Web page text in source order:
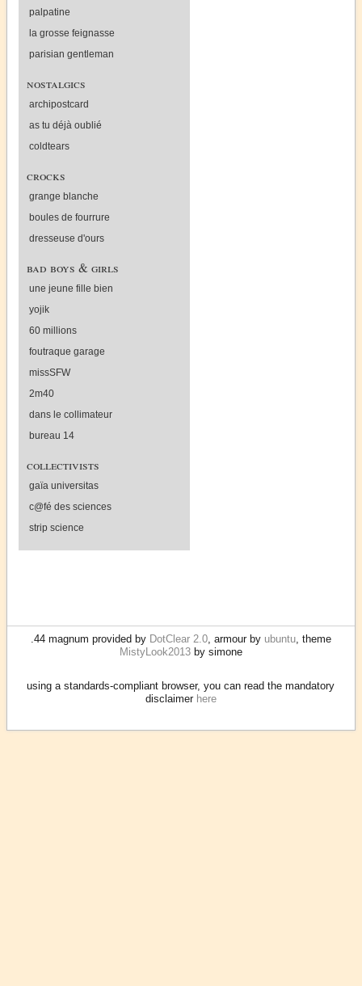
palpatine
la grosse feignasse
parisian gentleman
nostalgics
archipostcard
as tu déjà oublié
coldtears
crocks
grange blanche
boules de fourrure
dresseuse d'ours
bad boys & girls
une jeune fille bien
yojik
60 millions
foutraque garage
missSFW
2m40
dans le collimateur
bureau 14
collectivists
gaïa universitas
c@fé des sciences
strip science
.44 magnum provided by DotClear 2.0, armour by ubuntu, theme
MistyLook2013by simone
using a standards-compliant browser, you can read the mandatory
disclaimer here